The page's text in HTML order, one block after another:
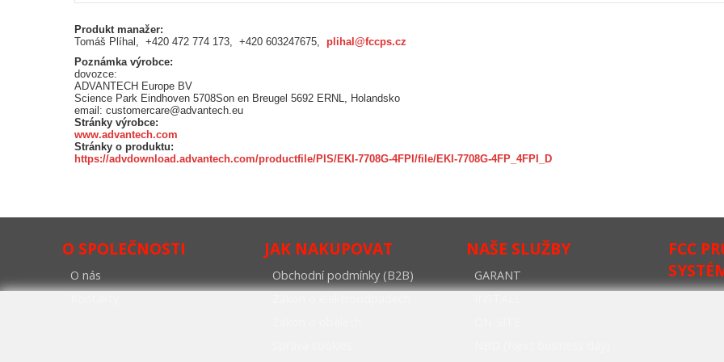
Produkt manažer:
Tomáš Plíhal, +420 472 774 173, +420 603247675, plihal@fccps.cz
Poznámka výrobce:
dovozce:
ADVANTECH Europe BV
Science Park Eindhoven 5708Son en Breugel 5692 ERNL, Holandsko
email: customercare@advantech.eu
Stránky výrobce:
www.advantech.com
Stránky o produktu:
https://advdownload.advantech.com/productfile/PIS/EKI-7708G-4FPI/file/EKI-7708G-4FP_4FPI_D
O SPOLEČNOSTI
O nás
JAK NAKUPOVAT
Obchodní podmínky (B2B)
NAŠE SLUŽBY
GARANT
FCC